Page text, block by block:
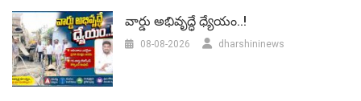
వార్డు అభివృద్ధే ధ్యేయం..!
08-08-2026 dharshininews